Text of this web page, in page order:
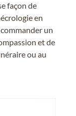
façon de
en
un
et de
ou au